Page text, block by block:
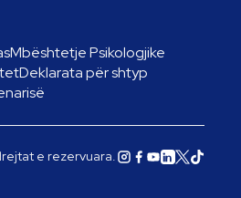
Mbështetje Psikologjike
Deklarata për shtyp
e rezervuara.